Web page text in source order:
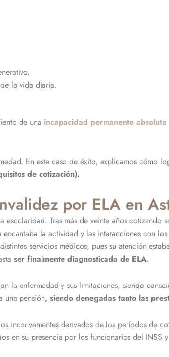
la vida diaria.
de una incapacidad permanente absoluta
En este caso de éxito, explicamos cómo
de cotización).
por ELA en
Tras más de veinte años cotizando
la actividad y las interacciones con
servicios médicos, pues su atención
ser finalmente diagnosticada de ELA.
la enfermedad y sus limitaciones, siendo
una pensión, siendo denegadas tanto las
inconvenientes derivados de los períodos de
en su presencia por los funcionarios del INSS